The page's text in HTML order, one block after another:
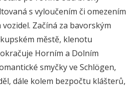
s vyloučením či omezením
Začíná za bavorským
městě, klenotu
Horním a Dolním
smyčky ve Schlögen,
dále kolem bezpočtu klášterů,